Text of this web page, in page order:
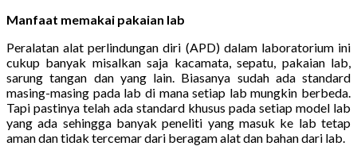
Manfaat memakai pakaian lab
Peralatan alat perlindungan diri (APD) dalam laboratorium ini
cukup banyak misalkan saja kacamata, sepatu, pakaian lab,
sarung tangan dan yang lain. Biasanya sudah ada standard
masing-masing pada lab di mana setiap lab mungkin berbeda.
Tapi pastinya telah ada standard khusus pada setiap model lab
yang ada sehingga banyak peneliti yang masuk ke lab tetap
aman dan tidak tercemar dari beragam alat dan bahan dari lab.